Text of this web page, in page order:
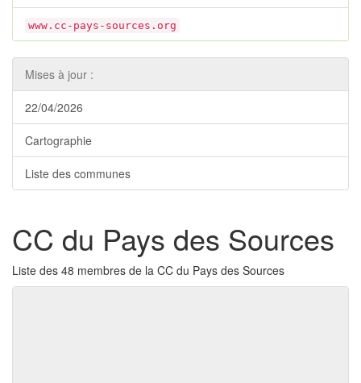
www.cc-pays-sources.org
Mises à jour :
22/04/2026
Cartographie
Liste des communes
CC du Pays des Sources
Liste des 48 membres de la CC du Pays des Sources